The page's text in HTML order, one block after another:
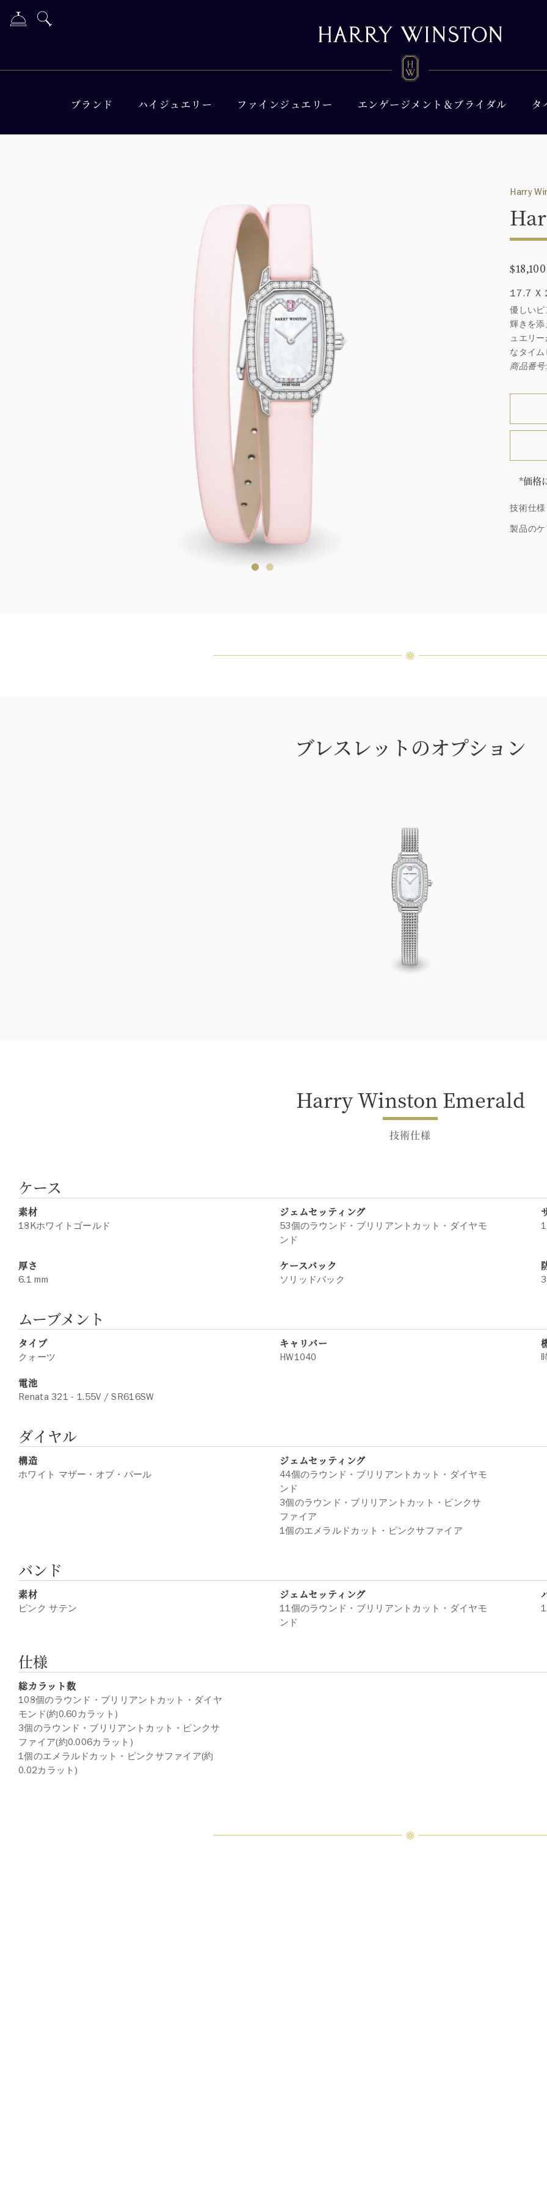
ブランド ハイジュエリー ファインジュエリー エンゲージメント＆ブライダル タ
Harry
$18,100
17.7 X
優しい
輝きを
ュエリ
なタイム
商品番
*価格
ウィ
厳選
つひ
技術仕
製品の
ブレスレットのオプション
Harry Winston Emerald
技術仕様
ケース
素材
18Kホワイトゴールド
ジェムセッティング
53個のラウンド・ブリリアントカット・ダイヤモ
ンド
厚さ
6.1 mm
ケースバック
ソリッドバック 3
ムーブメント
タイプ
クォーツ
キャリバー
HW1040
電池
Renata 321 - 1.55V / SR616SW
ダイヤル
構造
ホワイト マザー・オブ・パール
ジェムセッティング
44個のラウンド・ブリリアントカット・ダイヤモ
ンド
3個のラウンド・ブリリアントカット・ピンクサ
ファイア
1個のエメラルドカット・ピンクサファイア
バンド
素材
ピンク サテン
ジェムセッティング
11個のラウンド・ブリリアントカット・ダイヤモ
ンド
仕様
総カラット数
108個のラウンド・ブリリアントカット・ダイヤ
モンド(約0.60カラット)
3個のラウンド・ブリリアントカット・ピンクサ
ファイア(約0.006カラット)
1個のエメラルドカット・ピンクサファイア(約
0.02カラット)